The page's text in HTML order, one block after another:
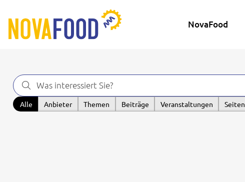
NovaFood
Alle Anbieter Themen Beiträge Veranstaltungen Seiten